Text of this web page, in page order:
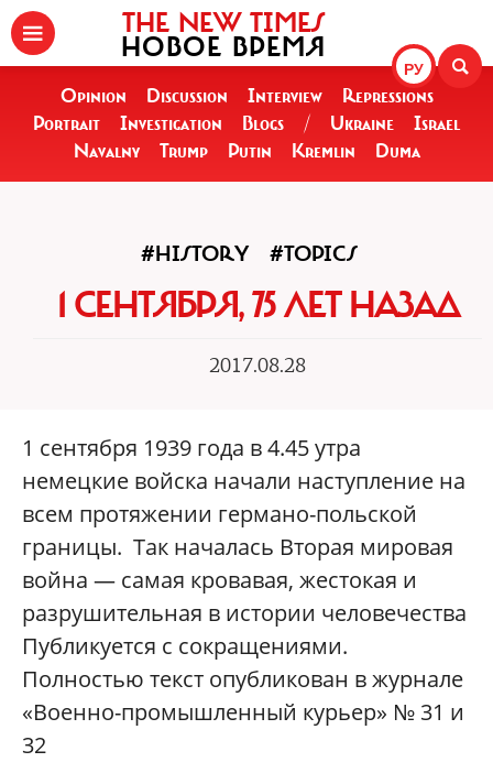
РУ
THE NEW TIMES
НОВОЕ ВРЕМЯ
Opinion Discussion Interview
Repressions
Portrait
Investigation Blogs / Ukraine
Israel
Navalny
Trump Putin Kremlin Duma
#HISTORY #TOPICS
1 СЕНТЯБРЯ, 75 ЛЕТ НАЗАД
2017.08.28
1 сентября 1939 года в 4.45 утра
немецкие войска начали наступление на
всем протяжении германо-польской
границы. Так началась Вторая мировая
война — самая кровавая, жестокая и
разрушительная в истории человечества
Публикуется с сокращениями.
Полностью текст опубликован в журнале
«Военно-промышленный курьер» № 31 и
32